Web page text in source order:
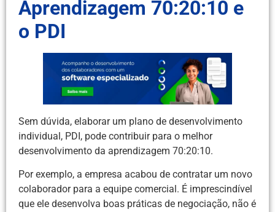
Aprendizagem 70:20:10 e
o PDI
Sem dúvida, elaborar um plano de desenvolvimento
individual, PDI, pode contribuir para o melhor
desenvolvimento da aprendizagem 70:20:10.
Por exemplo, a empresa acabou de contratar um novo
colaborador para a equipe comercial. É imprescindível
que ele desenvolva boas práticas de negociação, não é